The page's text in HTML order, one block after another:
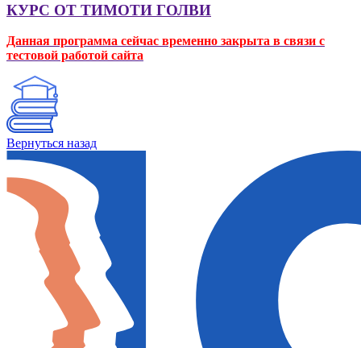
КУРС ОТ ТИМОТИ ГОЛВИ
Данная программа сейчас временно закрыта в связи с
тестовой работой сайта
Вернуться назад